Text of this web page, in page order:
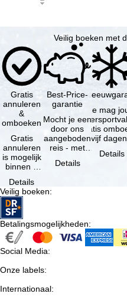
Veilig boeken met
Gratis
annuleren
&
omboeken
Gratis
annuleren
is mogelijk
binnen 5
de
boeking,
als jouw
vakantie …
Details
Best-Price-
garantie
Mocht je een
door ons
aangeboden
reis - met
beschikbaarheid
Details
Je mag
gratis
als vijf
Details
Veilig boeken:
Betalingsmogelijkheden:
Social Media:
Onze labels:
Internationaal: